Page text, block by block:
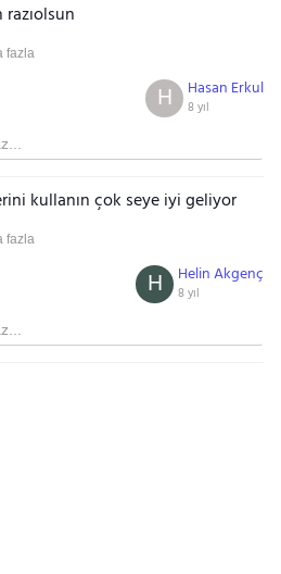
fazla
Hasan Erkul
8 yıl
H
kullanın çok seye iyi geliyor
fazla
Helin Akgenç
8 yıl
H